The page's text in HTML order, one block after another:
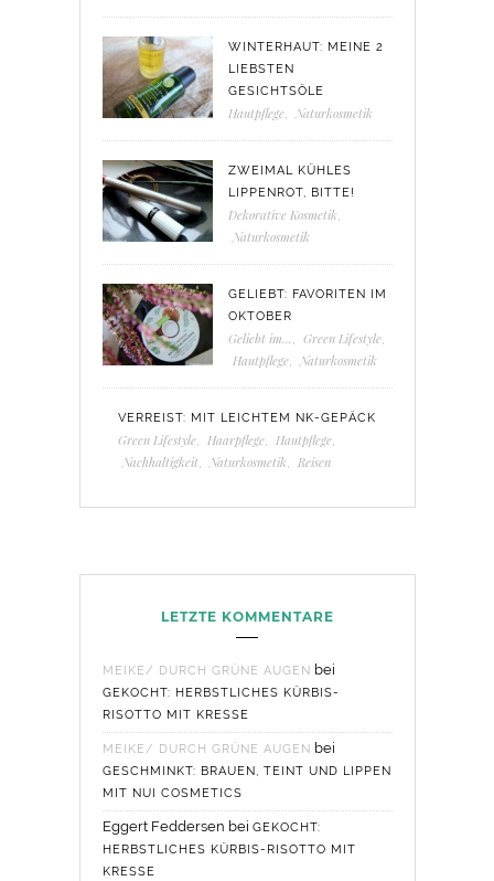
WINTERHAUT: MEINE 2
LIEBSTEN
GESICHTSÖLE
Hautpflege, Naturkosmetik
ZWEIMAL KÜHLES
LIPPENROT, BITTE!
Dekorative Kosmetik
Naturkosmetik
GELIEBT: FAVORITEN IM
OKTOBER
Geliebt im... Green Lifestyle,
Hautpflege, Naturkosmetik
VERREIST: MIT LEICHTEM NK-GEPÄCK
Green Lifestyle, Haarpflege, Hautpflege,
Nachhaltigkeit
Naturkosmetik Reisen
LETZTE KOMMENTARE
MEIKE/ DURCH GRÜNE AUGEN bei
GEKOCHT: HERBSTLICHES KÜRBIS-
RISOTTO MIT KRESSE
MEIKE/ DURCH GRÜNE AUGEN bei
GESCHMINKT: BRAUEN, TEINT UND LIPPEN
MIT NUI COSMETICS
Eggert Feddersen bei GEKOCHT:
HERBSTLICHES KÜRBIS-RISOTTO MIT
KRESSE